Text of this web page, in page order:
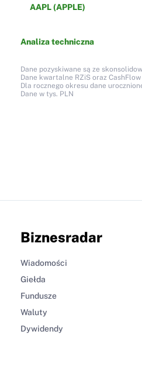
AAPL (APPLE)
Analiza techniczna
Dane pozyskiwane są ze
Dane kwartalne RZiS oraz
Dla rocznego okresu dane
Dane w tys. PLN
Biznesradar
Wiadomości
Giełda
Fundusze
Waluty
Dywidendy